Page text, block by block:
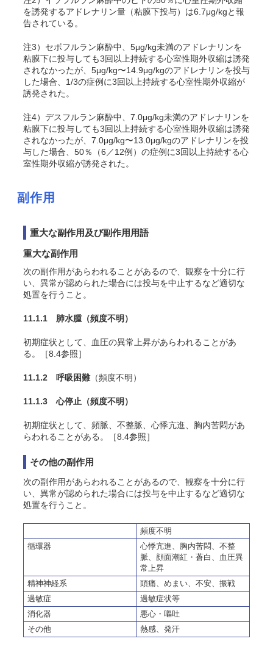
を誘発するアドレナリン量（粘膜下投与）は6.7μg/kgと報
告されている 。
注3）セボフルラン麻酔中、5μg/kg未満のアドレナリンを
粘膜下に投与しても3回以上持続する心室性期外収縮は誘発
されなかったが、5μg/kg〜14.9μg/kgのアドレナリンを投与
した場合、1/3の症例に3回以上持続する心室性期外収縮が
誘発された 。
注4）デスフルラン麻酔中、7.0μg/kg未満のアドレナリンを
粘膜下に投与しても3回以上持続する心室性期外収縮は誘発
されなかったが、7.0μg/kg〜13.0μg/kgのアドレナリンを投
与した場合、50％（6／12例）の症例に3回以上持続する心
室性期外収縮が誘発された 。
副作用
重大な副作用及び副作用用語
重大な副作用
次の副作用があらわれることがあるので、観察を十分に行
い、異常が認められた場合には投与を中止するなど適切な
処置を行うこと。
11.1.1 肺水腫 （頻度不明）
初期症状として、血圧の異常上昇があらわれることがあ
る。［8.4参照］
11.1.2 呼吸困難（頻度不明）
11.1.3 心停止 （頻度不明）
初期症状として、頻脈、不整脈、心悸亢進、胸内苦悶があ
らわれることがある。［8.4参照］
その他の副作用
次の副作用があらわれることがあるので、観察を十分に行
い、異常が認められた場合には投与を中止するなど適切な
処置を行うこと。
頻度不明
循環器
心悸亢進、胸内苦悶、不整
脈、顔面潮紅・蒼白、血圧異
常上昇
精神神経系
頭痛、めまい、不安、振戦
過敏症
過敏症状等
消化器
悪心・嘔吐
その他
熱感、発汗